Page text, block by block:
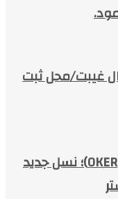
ویژه سربازان با ۸ سال غیبت/محل ثبت
معرفی کرکره فولادی اوکر (OKER)؛ نسل جدید